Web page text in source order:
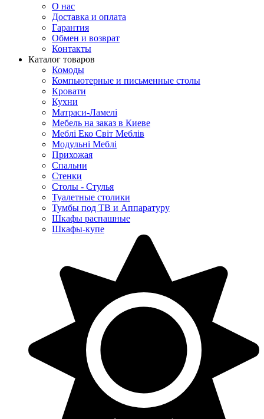
О нас
Доставка и оплата
Гарантия
Обмен и возврат
Контакты
Каталог товаров
Комоды
Компьютерные и письменные столы
Кровати
Кухни
Матраси-Ламелі
Мебель на заказ в Киеве
Меблі Еко Світ Меблів
Модульні Меблі
Прихожая
Спальни
Стенки
Столы - Стулья
Туалетные столики
Тумбы под ТВ и Аппаратуру
Шкафы распашные
Шкафы-купе